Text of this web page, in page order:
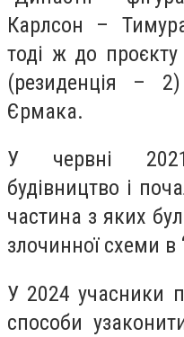
Карлсон –
тоді ж до
(резиденція –
Єрмака.
У червні
будівництво і
частина з яких
злочинної схеми в
У 2024 учасники
способи